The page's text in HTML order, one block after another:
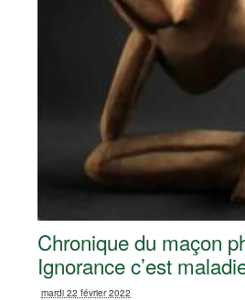
Chronique du maçon
Ignorance c’est
mardi 22 février 2022